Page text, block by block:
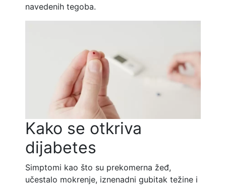
navedenih tegoba.
Kako se otkriva
dijabetes
Simptomi kao što su prekomerna žeđ,
učestalo mokrenje, iznenadni gubitak težine i